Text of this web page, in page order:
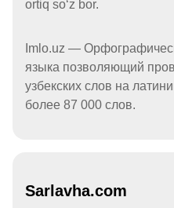
ortiq soʻz bor.
Imlo.uz —
языка позволяющий
узбекских слов на
более 87 000 слов.
Sarlavha.com